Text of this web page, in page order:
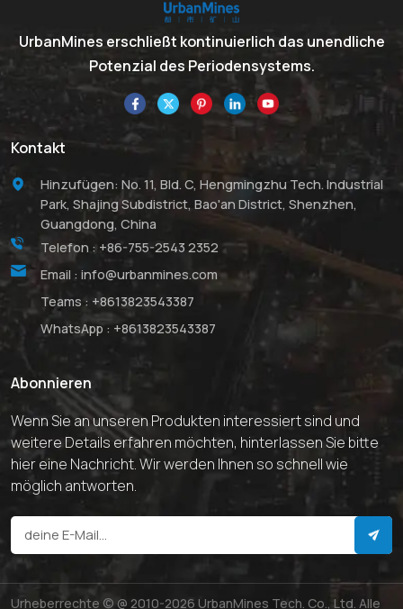
UrbanMines erschließt kontinuierlich das unendliche
Potenzial des Periodensystems.
Kontakt
Hinzufügen: No. 11, Bld. C, Hengmingzhu Tech. Industrial
Park, Shajing Subdistrict, Bao'an District, Shenzhen,
Guangdong, China
Telefon : +86-755-2543 2352
Email : info@urbanmines.com
Teams : +8613823543387
WhatsApp : +8613823543387
Abonnieren
Wenn Sie an unseren Produkten interessiert sind und
weitere Details erfahren möchten, hinterlassen Sie bitte
hier eine Nachricht. Wir werden Ihnen so schnell wie
möglich antworten.
Urheberrechte © @ 2010-2026 UrbanMines Tech. Co., Ltd. Alle